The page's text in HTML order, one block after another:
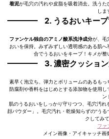
着泥が毛穴の汚れや皮脂を吸着消去。洗う
し
2. うるおいキー
ファンケル独自のアミノ酸系洗浄成分が、毛
おいを保持。みずみずしい透明感のある肌へ
合でうるおいをキープ！キメが整
3. 濃密クッショ
素早く泡立ち、弾力とボリュームのあるもっ
防腐剤や香料をはじめとする添加物を使用
ン
肌のうるおいをしっかり守りつつ、毛穴汚
顔パウダー」。毛穴汚れ・乾燥知らずの“う
クしてみ
ファ
メイン画像・アイキャッチ画